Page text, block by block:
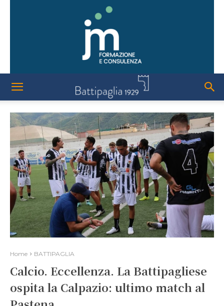
Home BATTIPAGLIA
Calcio. Eccellenza. La Battipagliese
ospita la Calpazio: ultimo match al